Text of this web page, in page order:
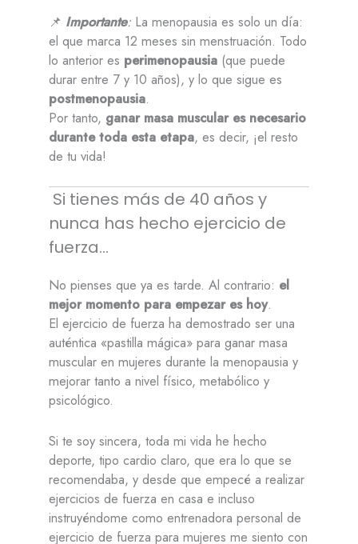
📌 Importante:La menopausia es solo un día:
el que marca 12 meses sin menstruación. Todo
lo anterior es perimenopausia(que puede
durar entre 7 y 10 años), y lo que sigue es
postmenopausia.
Por tanto, ganar masa muscular es necesario
durante toda esta etapa, es decir, ¡el resto
de tu vida!
Si tienes más de 40 años y
nunca has hecho ejercicio de
fuerza…
No pienses que ya es tarde. Al contrario: el
mejor momento para empezar es hoy.
El ejercicio de fuerza ha demostrado ser una
auténtica «pastilla mágica» para ganar masa
muscular en mujeres durante la menopausia y
mejorar tanto a nivel físico, metabólico y
psicológico.
Si te soy sincera, toda mi vida he hecho
deporte, tipo cardio claro, que era lo que se
recomendaba, y desde que empecé a realizar
ejercicios de fuerza en casa e incluso
instruyéndome como entrenadora personal de
ejercicio de fuerza para mujeres me siento con